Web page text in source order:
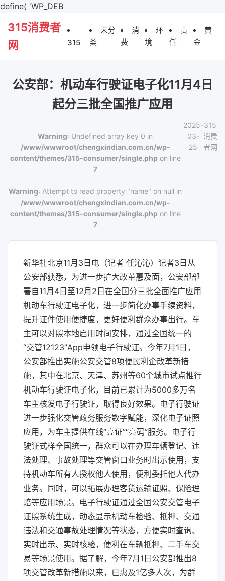
define( 'WP_DEB
315消费者
网
315
未分
类
消
费
环
境
责
任
黄
金
公安部：机动车行驶证电子化11月4日
起分三批全国推广应用
Warning: Undefined array key 0 in
/www/wwwroot/chengxindian.com.cn/wp-
content/themes/315-consumer/single.phpon line
7
Warning: Attempt to read property "name" on null in
/www/wwwroot/chengxindian.com.cn/wp-
content/themes/315-consumer/single.phpon line
7
2025-
03-
25
315
消费
者网
新华社北京11月3日电（记者 任沁沁）记者3日从
公安部获悉，为进一步扩大改革惠及面，公安部部
署自11月4日至12月2日在全国分三批全面推广应用
机动车行驶证电子化，进一步简化办事手续资料，
提升证件使用便捷度，更好便利群众办事出行。车
主可以对照本地启用时间安排，通过全国统一的
“交管12123”App申领电子行驶证。今年7月1日，
公安部推出实施公安交管8项便民利企改革新措
施，其中在北京、天津、苏州等60个城市试点推行
机动车行驶证电子化，目前已累计为5000多万名
车主核发电子行驶证，取得良好效果。电子行驶证
进一步强化交管政务服务数字赋能，深化电子证照
应用，为车主提供在线“亮证”“亮码”服务。电子行
驶证式样全国统一，群众可以在办理车辆登记、违
法处理、事故处理等交管窗口业务时出示使用，支
持机动车所有人授权他人使用，便利委托他人代办
业务。同时，可以拓展办理客货运输证照、保险理
赔等应用场景。电子行驶证通过全国公安交管电子
证照系统生成，动态显示机动车检验、抵押、交通
违法和交通事故处理情况等状态，方便实时查询、
实时出示、实时核验，便利在车辆抵押、二手车交
易等场景使用。据了解，今年7月1日公安部推出8
项交管改革新措施以来，已惠及1亿多人次，为群